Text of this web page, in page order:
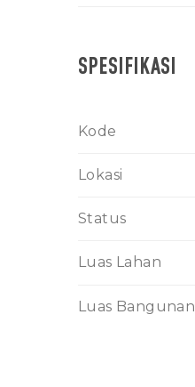
SPESIFIKASI
Kode
Lokasi
Status
Luas Lahan
Luas Bangunan